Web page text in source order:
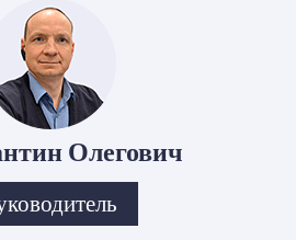
Олегович